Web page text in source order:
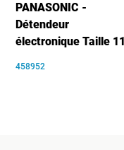
PANASONIC -
Détendeur
électronique Taille 11
458952